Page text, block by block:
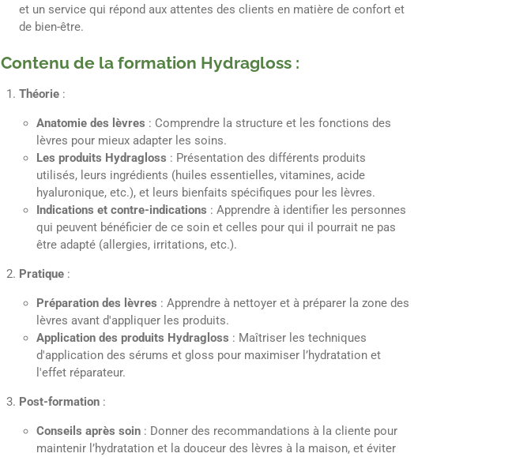
et un service qui répond aux attentes des clients en matière de confort et
de bien-être.
Contenu de la formation Hydragloss :
Théorie:
Anatomie des lèvres : Comprendre la structure et les fonctions des
lèvres pour mieux adapter les soins.
Les produits Hydragloss : Présentation des différents produits
utilisés, leurs ingrédients (huiles essentielles, vitamines, acide
hyaluronique, etc.), et leurs bienfaits spécifiques pour les lèvres.
Indications et contre-indications : Apprendre à identifier les personnes
qui peuvent bénéficier de ce soin et celles pour qui il pourrait ne pas
être adapté (allergies, irritations, etc.).
Pratique:
Préparation des lèvres : Apprendre à nettoyer et à préparer la zone des
lèvres avant d'appliquer les produits.
Application des produits Hydragloss : Maîtriser les techniques
d'application des sérums et gloss pour maximiser l’hydratation et
l'effet réparateur.
Post-formation:
Conseils après soin : Donner des recommandations à la cliente pour
maintenir l’hydratation et la douceur des lèvres à la maison, et éviter